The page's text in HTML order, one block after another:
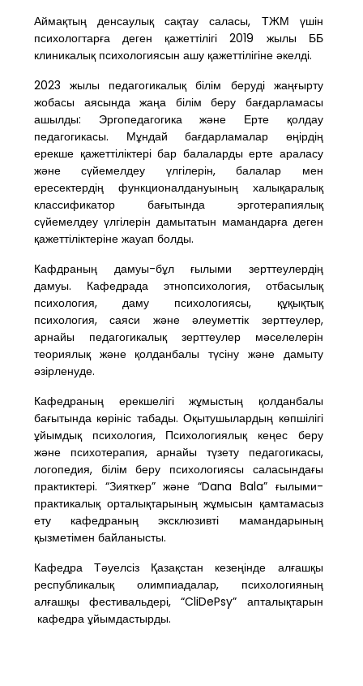
Аймақтың денсаулық сақтау саласы, ТЖМ үшін
психологтарға деген қажеттілігі 2019 жылы ББ
клиникалық психологиясын ашу қажеттілігіне әкелді.
2023 жылы педагогикалық білім беруді жаңғырту
жобасы аясында жаңа білім беру бағдарламасы
ашылды: Эргопедагогика және Ерте қолдау
педагогикасы. Мұндай бағдарламалар өңірдің
ерекше қажеттіліктері бар балаларды ерте араласу
және сүйемелдеу үлгілерін, балалар мен
ересектердің функционалдануының халықаралық
классификатор бағытында эрготерапиялық
сүйемелдеу үлгілерін дамытатын мамандарға деген
қажеттіліктеріне жауап болды.
Кафдраның дамуы-бұл ғылыми зерттеулердің
дамуы. Кафедрада этнопсихология, отбасылық
психология, даму психологиясы, құқықтық
психология, саяси және әлеуметтік зерттеулер,
арнайы педагогикалық зерттеулер мәселелерін
теориялық және қолданбалы түсіну және дамыту
әзірленуде.
Кафедраның ерекшелігі жұмыстың қолданбалы
бағытында көрініс табады. Оқытушылардың көпшілігі
ұйымдық психология, Психологиялық кеңес беру
және психотерапия, арнайы түзету педагогикасы,
логопедия, білім беру психологиясы саласындағы
практиктері. “Зияткер” және “Dana Bala” ғылыми-
практикалық орталықтарының жұмысын қамтамасыз
ету кафедраның эксклюзивті мамандарының
қызметімен байланысты.
Кафедра Тәуелсіз Қазақстан кезеңінде алғашқы
республикалық олимпиадалар, психологияның
алғашқы фестивальдері, “CliDePsy” апталықтарын
кафедра ұйымдастырды.